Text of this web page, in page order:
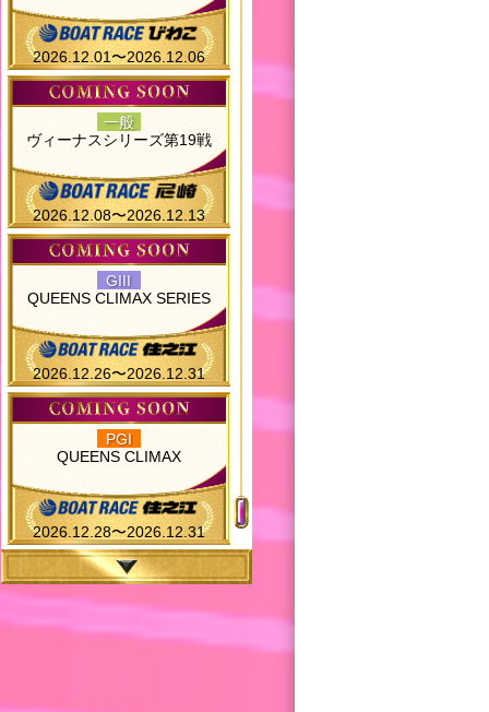
2026.12.01〜2026.12.06
一般
ヴィーナスシリーズ第19戦
2026.12.08〜2026.12.13
GIII
QUEENS CLIMAX SERIES
2026.12.26〜2026.12.31
PGI
QUEENS CLIMAX
2026.12.28〜2026.12.31